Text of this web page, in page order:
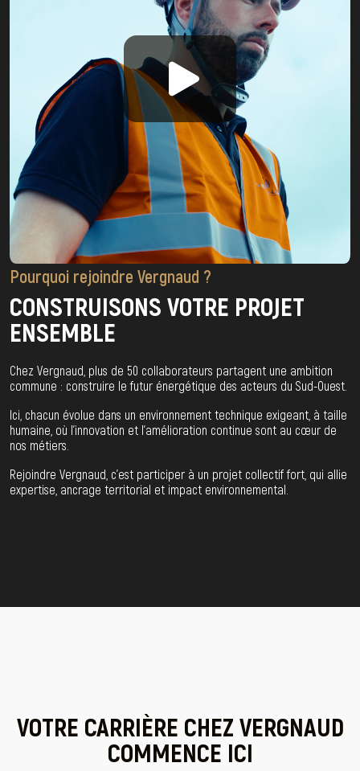
Pourquoi rejoindre Vergnaud ?
CONSTRUISONS VOTRE PROJET
ENSEMBLE
Chez Vergnaud, plus de 50 collaborateurs partagent une ambition
commune : construire le futur énergétique des acteurs du Sud-Ouest.
Ici, chacun évolue dans un environnement technique exigeant, à taille
humaine, où l’innovation et l’amélioration continue sont au cœur de
nos métiers.
Rejoindre Vergnaud, c’est participer à un projet collectif fort, qui allie
expertise, ancrage territorial et impact environnemental.
VOTRE CARRIÈRE CHEZ VERGNAUD
COMMENCE ICI